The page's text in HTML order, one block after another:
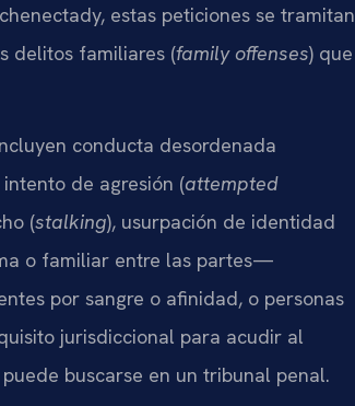
estas peticiones se tramitan
delitos familiares (family offenses) que
conducta desordenada
intento de agresión (attempted
(stalking), usurpación de identidad
o familiar entre las partes—
por sangre o afinidad, o personas
jurisdiccional para acudir al
buscarse en un tribunal penal.